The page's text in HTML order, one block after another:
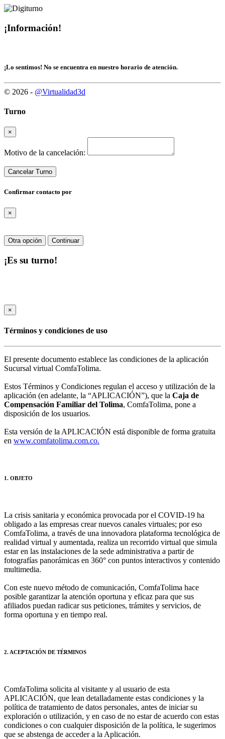
¡Información!
¡Lo sentimos! No se encuentra en nuestro horario de atención.
© 2026 - @Virtualidad3d
Turno
×
Motivo de la cancelación:
Cancelar Turno
Confirmar contacto por
×
Otra opción Continuar
¡Es su turno!
×
Términos y condiciones de uso
El presente documento establece las condiciones de la aplicación
Sucursal virtual ComfaTolima.
Estos Términos y Condiciones regulan el acceso y utilización de la
aplicación (en adelante, la “APLICACIÓN”), que la Caja de
Compensación Familiar del Tolima, ComfaTolima, pone a
disposición de los usuarios.
Esta versión de la APLICACIÓN está disponible de forma gratuita
en www.comfatolima.com.co.
1. OBJETO
La crisis sanitaria y económica provocada por el COVID-19 ha
obligado a las empresas crear nuevos canales virtuales; por eso
ComfaTolima, a través de una innovadora plataforma tecnológica de
realidad virtual y aumentada, realiza un recorrido virtual que simula
estar en las instalaciones de la sede administrativa a partir de
fotografías panorámicas en 360° con puntos interactivos y contenido
multimedia.
Con este nuevo método de comunicación, ComfaTolima hace
posible garantizar la atención oportuna y eficaz para que sus
afiliados puedan radicar sus peticiones, trámites y servicios, de
forma oportuna y en tiempo real.
2. ACEPTACIÓN DE TÉRMINOS
ComfaTolima solicita al visitante y al usuario de esta
APLICACIÓN, que lean detalladamente estas condiciones y la
política de tratamiento de datos personales, antes de iniciar su
exploración o utilización, y en caso de no estar de acuerdo con estas
condiciones o con cualquier disposición de la política, le sugerimos
que se abstenga de acceder a la Aplicación.